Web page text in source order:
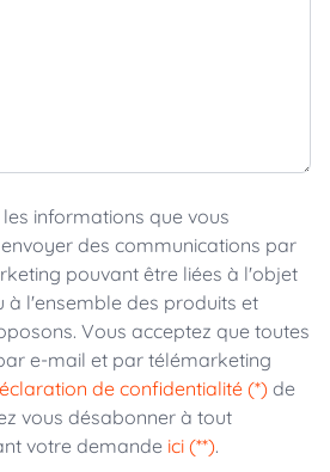
informations que vous
des communications par
pouvant être liées à l'objet
à l'ensemble des produits et
Vous acceptez que toutes
e-mail et par télémarketing
de confidentialité (*) de
vous désabonner à tout
votre demande ici (**).